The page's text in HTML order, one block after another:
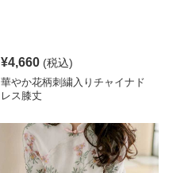
¥4,660 (税込)
華やか花柄刺繍入りチャイナド
レス膝丈